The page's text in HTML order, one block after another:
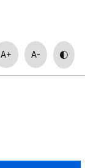
A+ A-